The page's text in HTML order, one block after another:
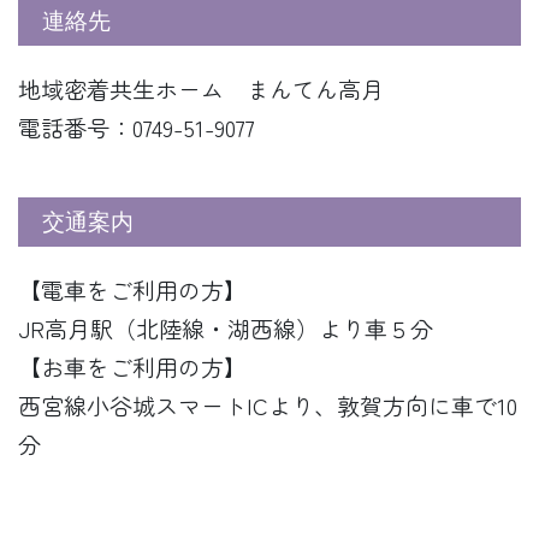
連絡先
地域密着共生ホーム まんてん高月
電話番号：0749-51-9077
交通案内
【電車をご利用の方】
JR高月駅（北陸線・湖西線）より車５分
【お車をご利用の方】
西宮線小谷城スマートICより、敦賀方向に車で10
分